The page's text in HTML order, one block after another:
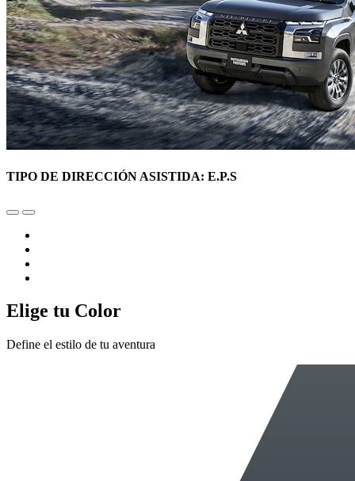
TIPO DE DIRECCIÓN ASISTIDA: E.P.S
Elige tu Color
Define el estilo de tu aventura